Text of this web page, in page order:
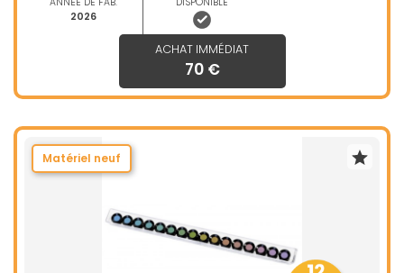
2026
ACHAT IMMÉDIAT
70 €
Matériel neuf